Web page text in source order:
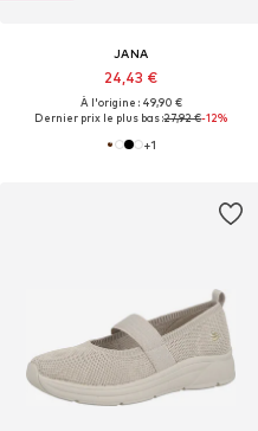
JANA
24,43 €
À l'origine : 49,90 €
Dernier prix le plus bas :27,92 €-12%
+1